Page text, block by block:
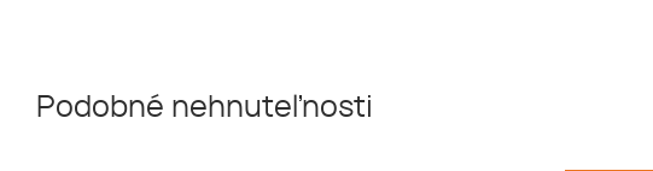
Podobné nehnuteľnosti